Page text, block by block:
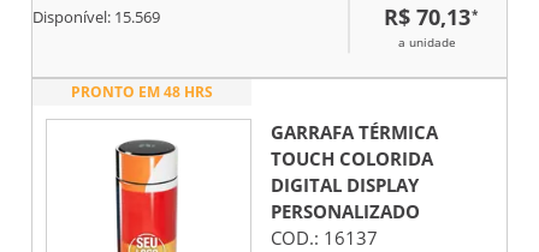
Disponível: 15.569 R$ 70,13*
a unidade
PRONTO EM 48 HRS
GARRAFA TÉRMICA
TOUCH COLORIDA
DIGITAL DISPLAY
PERSONALIZADO
COD.: 16137